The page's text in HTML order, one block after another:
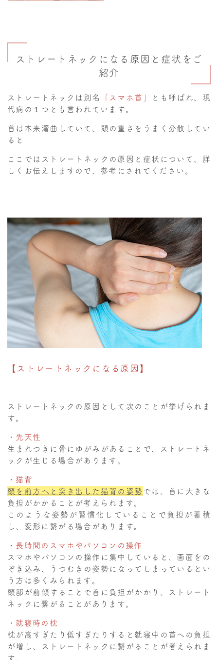
ストレートネックになる原因と症状をご
紹介
ストレートネックは別名 「スマホ首」
とも呼ばれ、現
代病の１つとも言われています。
首は本来湾曲していて、頭の重さをうまく分散してい
ると
ここではストレートネックの原因と症状について、詳
しくお伝えしますので、参考にされてください。
【ストレートネックになる原因】
ストレートネックの原因として次のことが挙げられま
す。
・先天性
生まれつきに骨にゆがみがあることで、ストレートネ
ックが生じる場合があります。
・猫背
頭を前方へと突き出した猫背の姿勢では、首に大きな
負担がかかることが考えられます。
このような姿勢が習慣化していることで負担が蓄積
し、変形に繋がる場合があります。
・長時間のスマホやパソコンの操作
スマホやパソコンの操作に集中していると、画面をの
ぞき込み、うつむきの姿勢になってしまっているとい
う方は多くみられます。
頭部が前傾することで首に負担がかかり、ストレート
ネックに繋がることがあります。
・就寝時の枕
枕が高すぎたり低すぎたりすると就寝中の首への負担
が増し、ストレートネックに繋がることが考えられま
す。